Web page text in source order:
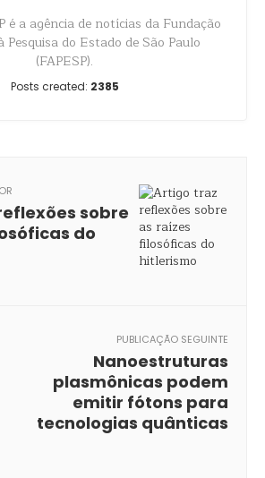
é a agência de notícias da Fundação
Pesquisa do Estado de São Paulo
(FAPESP).
Posts created: 2385
sobre
do
PUBLICAÇÃO SEGUINTE
Nanoestruturas
plasmônicas podem
emitir fótons para
tecnologias quânticas